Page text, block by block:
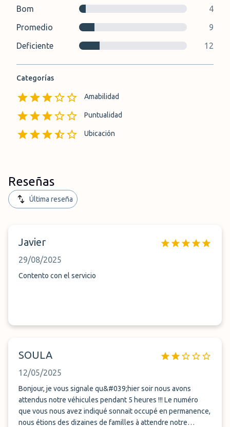
Bom
4
Promedio
9
Deficiente
12
Categorías
Amabilidad
Puntualidad
Ubicación
Reseñas
Última reseña
Javier
29/08/2025
Contento con el servicio
SOULA
12/05/2025
Bonjour, je vous signale qu&#039;hier soir nous avons
attendus notre véhicules pendant 5 heures !!! Le numéro
que vous nous avez indiqué sonnait occupé en permanence,
nous étions des dizaines de familles à attendre notre